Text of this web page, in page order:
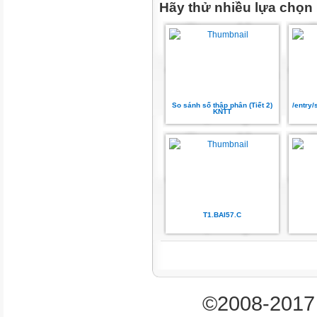
Đỉnh núi Bà Đen
Vậy bộ đồ chơi có giá thấp
phẩm và đã thống kê như
Năm
Hãy thử nhiều lựa chọn
So sánh số thập phân (Tiết 2)
KNTT
/entry/
T1.BAI57.C
©2008-